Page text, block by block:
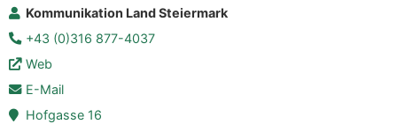
Kommunikation Land Steiermark
+43 (0)316 877-4037
Web
E-Mail
Hofgasse 16